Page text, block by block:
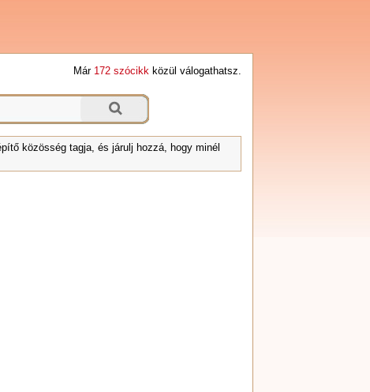
Már 172 szócikkközül válogathatsz.
közösség tagja, és járulj hozzá, hogy minél